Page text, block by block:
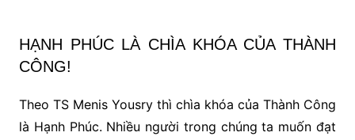
HẠNH PHÚC LÀ CHÌA KHÓA CỦA THÀNH
CÔNG!
Theo TS Menis Yousry thì chìa khóa của Thành Công
là Hạnh Phúc. Nhiều người trong chúng ta muốn đạt